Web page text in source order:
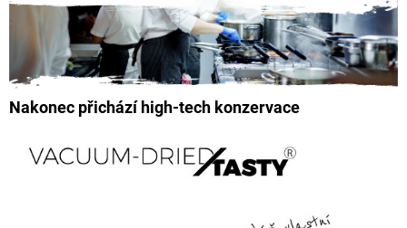
Nakonec přichází high-tech konzervace